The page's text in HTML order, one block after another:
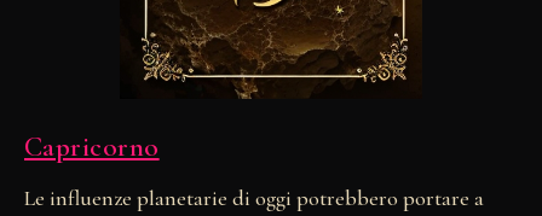
Capricorno
Le influenze planetarie di oggi potrebbero portare a